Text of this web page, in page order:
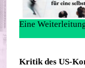
Eine
Kritik des US-